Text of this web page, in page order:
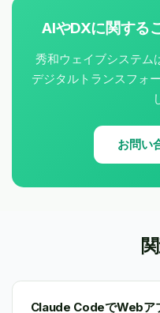
AIやDXに関する
秀和ウェイブシステム
デジタルトランスフォ
お問い
Claude CodeでWebア